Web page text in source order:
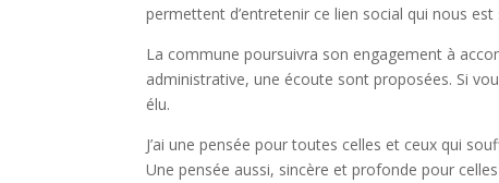
permettent d’entretenir ce lien social qui nous est
La commune poursuivra son engagement à
administrative, une écoute sont proposées. Si
élu.
J’ai une pensée pour toutes celles et ceux qui
Une pensée aussi, sincère et profonde pour